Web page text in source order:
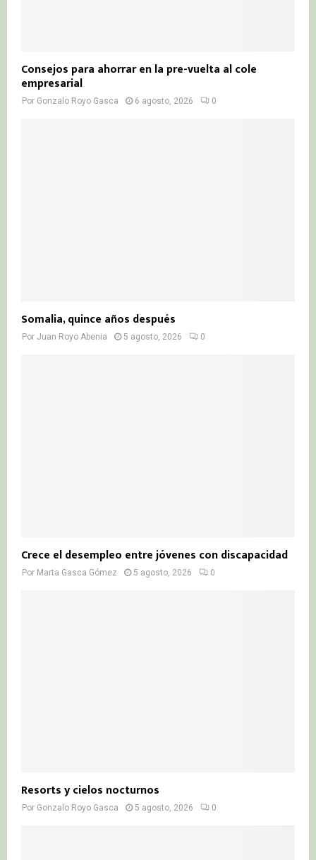
Consejos para ahorrar en la pre-vuelta al cole
empresarial
Por Gonzalo Royo Gasca 6 agosto, 2026 0
Somalia, quince años después
Por Juan Royo Abenia 5 agosto, 2026 0
Crece el desempleo entre jóvenes con discapacidad
Por Marta Gasca Gómez 5 agosto, 2026 0
Resorts y cielos nocturnos
Por Gonzalo Royo Gasca 5 agosto, 2026 0